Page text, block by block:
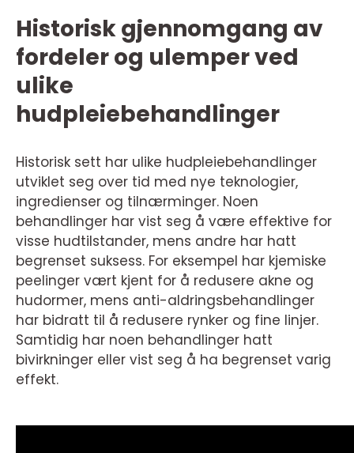
Historisk gjennomgang av
fordeler og ulemper ved
ulike
hudpleiebehandlinger
Historisk sett har ulike hudpleiebehandlinger
utviklet seg over tid med nye teknologier,
ingredienser og tilnærminger. Noen
behandlinger har vist seg å være effektive for
visse hudtilstander, mens andre har hatt
begrenset suksess. For eksempel har kjemiske
peelinger vært kjent for å redusere akne og
hudormer, mens anti-aldringsbehandlinger
har bidratt til å redusere rynker og fine linjer.
Samtidig har noen behandlinger hatt
bivirkninger eller vist seg å ha begrenset varig
effekt.